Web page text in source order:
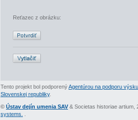
Reťazec z obrázku:
Tento projekt bol podporenýAgentúrou na podporu
Slovenskej republiky.
© Ústav dejín umenia SAV & Societas historiae artium,
systems.